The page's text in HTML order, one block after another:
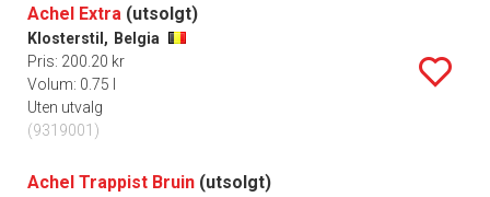
Achel Extra (utsolgt)
Klosterstil, Belgia
Pris: 200.20 kr
Volum: 0.75 l
Uten utvalg
(9319001)
Achel Trappist Bruin (utsolgt)